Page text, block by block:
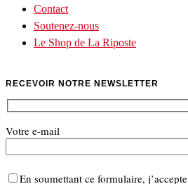
Contact
Soutenez-nous
Le Shop de La Riposte
RECEVOIR NOTRE NEWSLETTER
Votre e-mail
En soumettant ce formulaire,